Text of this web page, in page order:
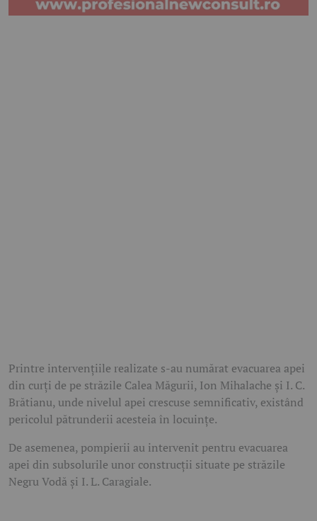
Printre intervențiile realizate s-au numărat evacuarea apei
din curți de pe străzile Calea Măgurii, Ion Mihalache și I. C.
Brătianu, unde nivelul apei crescuse semnificativ, existând
pericolul pătrunderii acesteia în locuințe.
De asemenea, pompierii au intervenit pentru evacuarea
apei din subsolurile unor construcții situate pe străzile
Negru Vodă și I. L. Caragiale.